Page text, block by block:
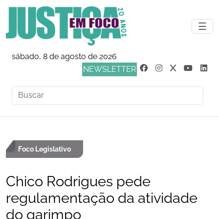
☰
sábado, 8 de agosto de 2026
NEWSLETTER
Foco Legislativo
Chico Rodrigues pede
regulamentação da atividade
do garimpo